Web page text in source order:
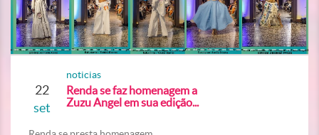
22
set
noticias
Renda se faz homenagem a
Zuzu Angel em sua edição...